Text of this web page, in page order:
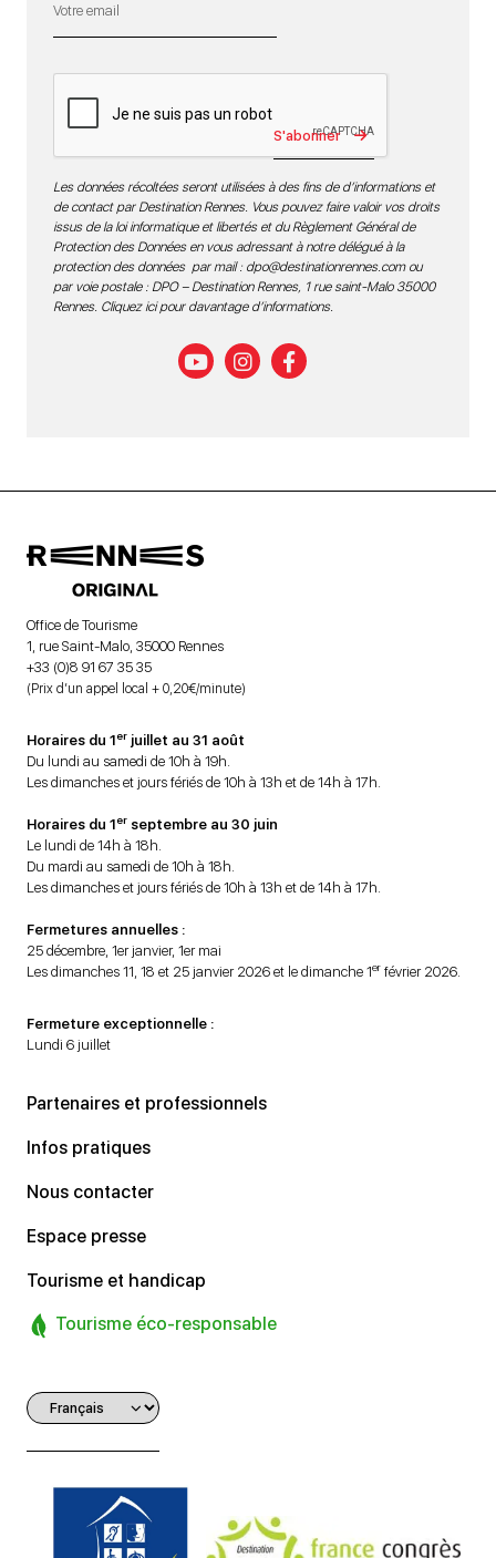
S'abonner
Les données récoltées seront utilisées à des fins de d’informations et
de contact par Destination Rennes. Vous pouvez faire valoir vos droits
issus de la loi informatique et libertés et du Règlement Général de
Protection des Données en vous adressant à notre délégué à la
protection des données par mail : dpo@destinationrennes.comou
par voie postale : DPO – Destination Rennes, 1 rue saint-Malo 35000
Rennes. Cliquez ici pour davantage d’informations.
Office de Tourisme
1, rue Saint-Malo, 35000 Rennes
+33 (0)8 91 67 35 35
(Prix d’un appel local + 0,20€/minute)
Horaires du 1er juillet au 31 août
Du lundi au samedi de 10h à 19h.
Les dimanches et jours fériés de 10h à 13h et de 14h à 17h.
Horaires du 1er septembre au 30 juin
Le lundi de 14h à 18h.
Du mardi au samedi de 10h à 18h.
Les dimanches et jours fériés de 10h à 13h et de 14h à 17h.
Fermetures annuelles :
25 décembre, 1er janvier, 1er mai
Les dimanches 11, 18 et 25 janvier 2026 et le dimanche 1er février 2026.
Fermeture exceptionnelle :
Lundi 6 juillet
Partenaires et professionnels
Infos pratiques
Nous contacter
Espace presse
Tourisme et handicap
Tourisme éco-responsable